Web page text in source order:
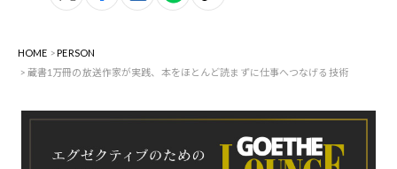
HOME
PERSON
蔵書1万冊の放送作家が実践、本をほとんど読まずに仕事へつなげる技術